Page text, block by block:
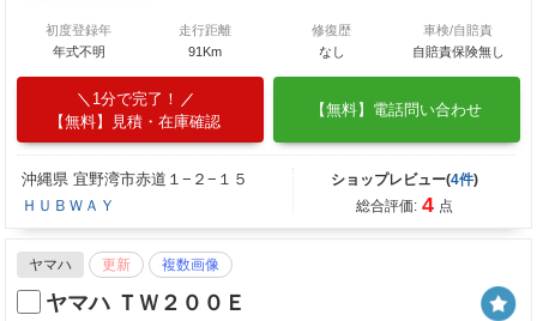
初度登録年
年式不明
走行距離
91Km
修復歴
なし
車検/自賠責
自賠責保険無し
1分で完了！
【無料】見積・在庫確認
【無料】電話問い合わせ
沖縄県 宜野湾市赤道１−２−１５
ＨＵＢＷＡＹ
ショップレビュー(4件)
総合評価: 4 点
ヤマハ 更新 複数画像
ヤマハ ＴＷ２００Ｅ